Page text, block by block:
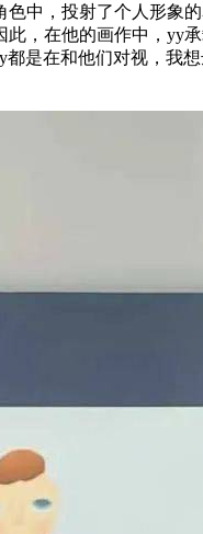
中，投射了个人形象
，在他的画作中，yy
是在和他们对视，我